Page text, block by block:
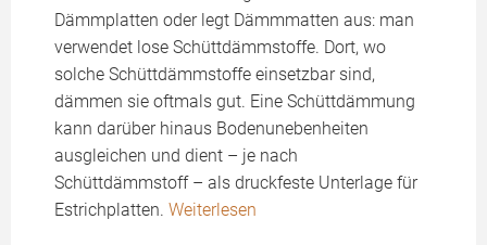
Dämmplatten oder legt Dämmmatten aus: man
verwendet lose Schüttdämmstoffe. Dort, wo
solche Schüttdämmstoffe einsetzbar sind,
dämmen sie oftmals gut. Eine Schüttdämmung
kann darüber hinaus Bodenunebenheiten
ausgleichen und dient – je nach
Schüttdämmstoff – als druckfeste Unterlage für
Estrichplatten. Weiterlesen